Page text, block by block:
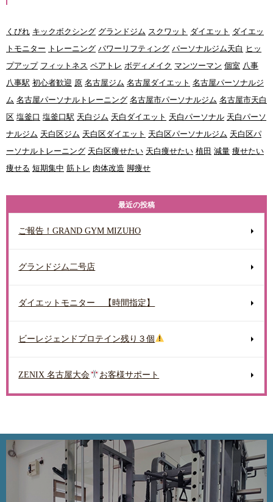
くびれ キックボクシング グランドジム スクワット ダイエット ダイエッ
トモニター トレーニング パワーリフティング パーソナルジム天白 ヒッ
プアップ フィットネス ペアトレ ボディメイク マンツーマン 個室 八事
八事駅 初心者歓迎 原 名古屋ジム 名古屋ダイエット 名古屋パーソナルジ
ム 名古屋パーソナルトレーニング 名古屋市パーソナルジム 名古屋市天白
区 塩釜口 塩釜口駅 天白ジム 天白ダイエット 天白パーソナル 天白パーソ
ナルジム 天白区ジム 天白区ダイエット 天白区パーソナルジム 天白区パ
ーソナルトレーニング 天白区痩せたい 天白痩せたい 植田 減量 痩せたい
痩せる 短期集中 筋トレ 肉体改造 脚痩せ
最近の投稿
ご報告！GRAND GYM MIZUHO
グランドジム二号店
ダイエットモニター 【時間指定】
ビーレジェンドプロテイン残り３個
ZENIX 名古屋大会 お客様サポート